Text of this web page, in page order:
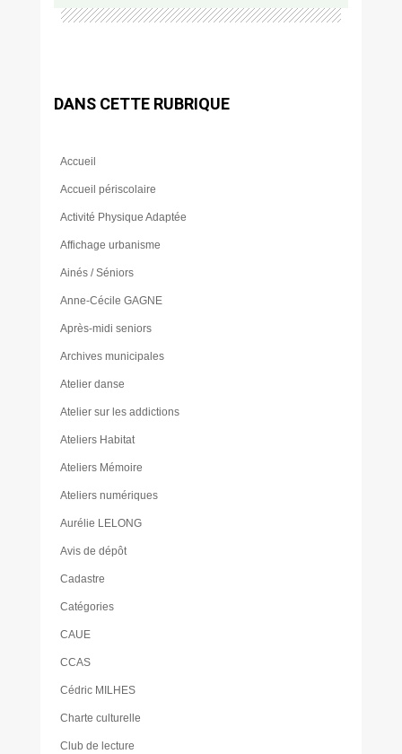
DANS CETTE RUBRIQUE
Accueil
Accueil périscolaire
Activité Physique Adaptée
Affichage urbanisme
Ainés / Séniors
Anne-Cécile GAGNE
Après-midi seniors
Archives municipales
Atelier danse
Atelier sur les addictions
Ateliers Habitat
Ateliers Mémoire
Ateliers numériques
Aurélie LELONG
Avis de dépôt
Cadastre
Catégories
CAUE
CCAS
Cédric MILHES
Charte culturelle
Club de lecture